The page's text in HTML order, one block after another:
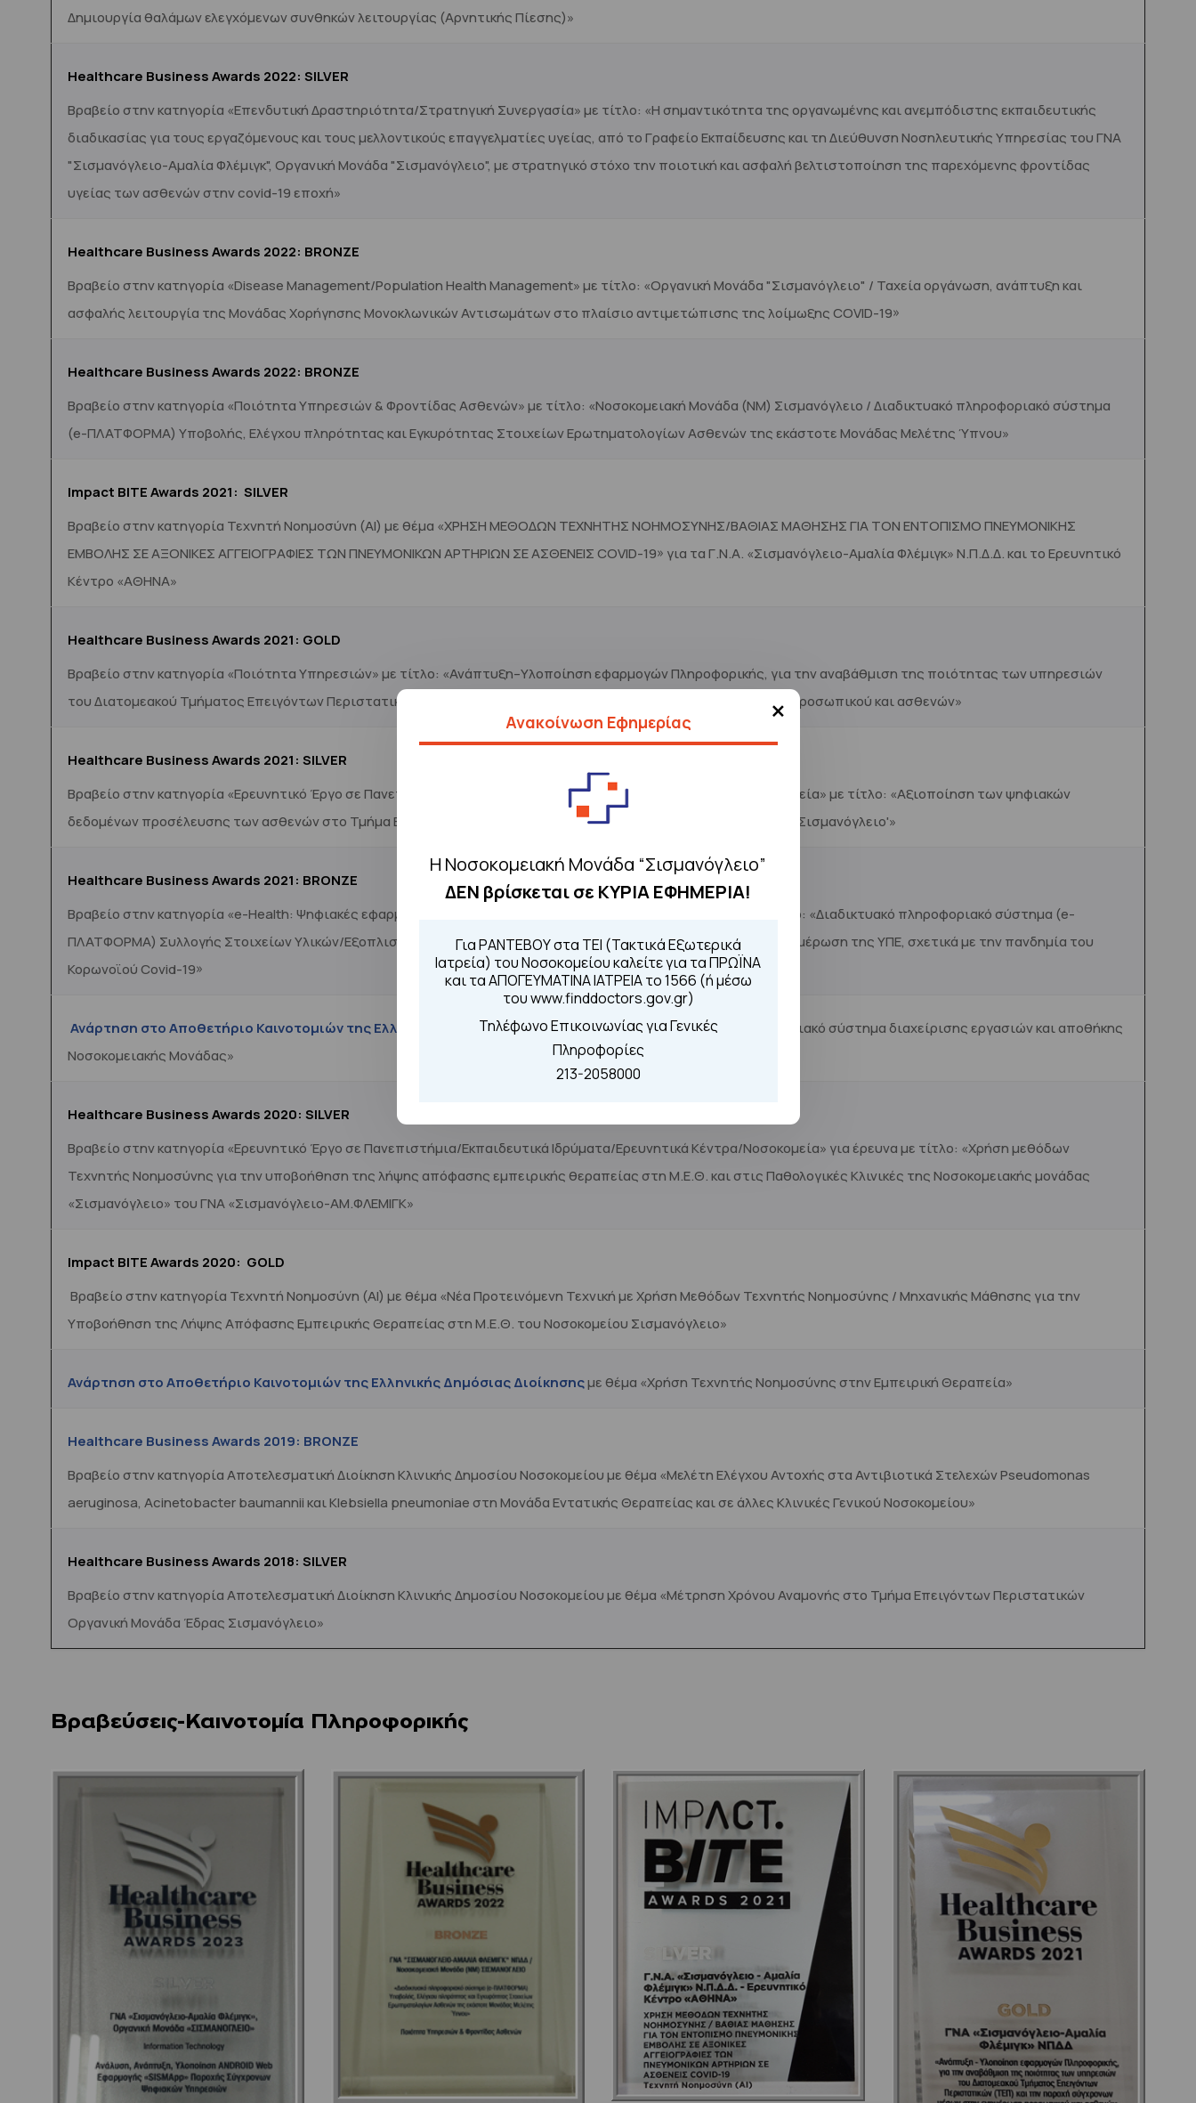
×
Ανακοίνωση Εφημερίας
Η Νοσοκομειακή Μονάδα “Σισμανόγλειο”
ΔΕΝ βρίσκεται σε ΚΥΡΙΑ ΕΦΗΜΕΡΙΑ!
Για ΡΑΝΤΕΒΟΥ στα ΤΕΙ (Τακτικά Εξωτερικά
Ιατρεία) του Νοσοκομείου καλείτε για τα ΠΡΩΪΝΑ
και τα ΑΠΟΓΕΥΜΑΤΙΝΑ ΙΑΤΡΕΙΑ το 1566 (ή μέσω
του www.finddoctors.gov.gr)
Τηλέφωνο Επικοινωνίας για Γενικές
Πληροφορίες
213-2058000
Δημιουργία θαλάμων ελεγχόμενων συνθηκών λειτουργίας (Αρνητικής Πίεσης)»
Healthcare Business Awards 2022: SILVER
Βραβείο στην κατηγορία «Επενδυτική Δραστηριότητα/Στρατηγική Συνεργασία» με τίτλο: «Η σημαντικότητα της οργανωμένης και ανεμπόδιστης εκπαιδευτικής
διαδικασίας για τους εργαζόμενους και τους μελλοντικούς επαγγελματίες υγείας, από το Γραφείο Εκπαίδευσης και τη Διεύθυνση Νοσηλευτικής Υπηρεσίας του ΓΝΑ
"Σισμανόγλειο-Αμαλία Φλέμιγκ", Οργανική Μονάδα "Σισμανόγλειο", με στρατηγικό στόχο την ποιοτική και ασφαλή βελτιστοποίηση της παρεχόμενης φροντίδας
υγείας των ασθενών στην covid-19 εποχή»
Healthcare Business Awards 2022: BRONZE
Βραβείο στην κατηγορία «Disease Management/Population Health Management» με τίτλο: «Οργανική Μονάδα "Σισμανόγλειο" / Ταχεία οργάνωση, ανάπτυξη και
ασφαλής λειτουργία της Μονάδας Χορήγησης Μονοκλωνικών Αντισωμάτων στο πλαίσιο αντιμετώπισης της λοίμωξης COVID-19»
Healthcare Business Awards 2022: BRONZE
Βραβείο στην κατηγορία «Ποιότητα Υπηρεσιών & Φροντίδας Ασθενών» με τίτλο: «Νοσοκομειακή Μονάδα (ΝΜ) Σισμανόγλειο / Διαδικτυακό πληροφοριακό σύστημα
(e-ΠΛΑΤΦΟΡΜΑ) Υποβολής, Ελέγχου πληρότητας και Εγκυρότητας Στοιχείων Ερωτηματολογίων Ασθενών της εκάστοτε Μονάδας Μελέτης Ύπνου»
Impact BITE Awards 2021: SILVER
Βραβείο στην κατηγορία Τεχνητή Νοημοσύνη (ΑΙ) με θέμα «ΧΡΗΣΗ ΜΕΘΟΔΩΝ ΤΕΧΝΗΤΗΣ ΝΟΗΜΟΣΥΝΗΣ/ΒΑΘΙΑΣ ΜΑΘΗΣΗΣ ΓΙΑ ΤΟΝ ΕΝΤΟΠΙΣΜΟ ΠΝΕΥΜΟΝΙΚΗΣ
ΕΜΒΟΛΗΣ ΣΕ ΑΞΟΝΙΚΕΣ ΑΓΓΕΙΟΓΡΑΦΙΕΣ ΤΩΝ ΠΝΕΥΜΟΝΙΚΩΝ ΑΡΤΗΡΙΩΝ ΣΕ ΑΣΘΕΝΕΙΣ COVID-19» για τα Γ.Ν.Α. «Σισμανόγλειο-Αμαλία Φλέμιγκ» Ν.Π.Δ.Δ. και το Ερευνητικό
Κέντρο «ΑΘΗΝΑ»
Healthcare Business Awards 2021: GOLD
Βραβείο στην κατηγορία «Ποιότητα Υπηρεσιών» με τίτλο: «Ανάπτυξη–Υλοποίηση εφαρμογών Πληροφορικής, για την αναβάθμιση της ποιότητας των υπηρεσιών
του Διατομεακού Τμήματος Επειγόντων Περιστατικών (ΤΕΠ) και την παροχή σύγχρονων μέσων στην ενημέρωση προσωπικού και ασθενών»
Healthcare Business Awards 2021: SILVER
Βραβείο στην κατηγορία «Ερευνητικό Έργο σε Πανεπιστήμια/Εκπαιδευτικά Ιδρύματα/Ερευνητικά Κέντρα/Νοσοκομεία» με τίτλο: «Αξιοποίηση των ψηφιακών
δεδομένων προσέλευσης των ασθενών στο Τμήμα Επειγόντων Περιστατικών (ΤΕΠ) της Νοσοκομειακής Μονάδας 'Σισμανόγλειο'»
Healthcare Business Awards 2021: BRONZE
Βραβείο στην κατηγορία «e-Health: Ψηφιακές εφαρμογές για τη διαχείριση/υποστήριξη μονάδων υγείας» με τίτλο: «Διαδικτυακό πληροφοριακό σύστημα (e-
ΠΛΑΤΦΟΡΜΑ) Συλλογής Στοιχείων Υλικών/Εξοπλισμού Νοσοκομειακής Μονάδας, για τον προγραμματισμό και ενημέρωση της ΥΠΕ, σχετικά με την πανδημία του
Κορωνοϊού Covid-19»
Ανάρτηση στο Αποθετήριο Καινοτομιών της Ελληνικής Δημόσιας Διοίκησηςμε θέμα «Διαδικτυακό πληροφοριακό σύστημα διαχείρισης εργασιών και αποθήκης
Νοσοκομειακής Μονάδας»
Healthcare Business Awards 2020: SILVER
Βραβείο στην κατηγορία «Ερευνητικό Έργο σε Πανεπιστήμια/Εκπαιδευτικά Ιδρύματα/Ερευνητικά Κέντρα/Νοσοκομεία» για έρευνα με τίτλο: «Χρήση μεθόδων
Τεχνητής Νοημοσύνης για την υποβοήθηση της λήψης απόφασης εμπειρικής θεραπείας στη Μ.Ε.Θ. και στις Παθολογικές Κλινικές της Νοσοκομειακής μονάδας
«Σισμανόγλειο» του ΓΝΑ «Σισμανόγλειο-ΑΜ.ΦΛΕΜΙΓΚ»
Impact BITE Awards 2020: GOLD
Βραβείο στην κατηγορία Τεχνητή Νοημοσύνη (ΑΙ) με θέμα «Νέα Προτεινόμενη Τεχνική με Χρήση Μεθόδων Τεχνητής Νοημοσύνης / Μηχανικής Μάθησης για την
Υποβοήθηση της Λήψης Απόφασης Εμπειρικής Θεραπείας στη Μ.Ε.Θ. του Νοσοκομείου Σισμανόγλειο»
Ανάρτηση στο Αποθετήριο Καινοτομιών της Ελληνικής Δημόσιας Διοίκησηςμε θέμα «Χρήση Τεχνητής Νοημοσύνης στην Εμπειρική Θεραπεία»
Healthcare Business Awards 2019: BRONZE
Βραβείο στην κατηγορία Αποτελεσματική Διοίκηση Κλινικής Δημοσίου Νοσοκομείου με θέμα «Μελέτη Ελέγχου Αντοχής στα Αντιβιοτικά Στελεχών Pseudomonas
aeruginosa, Acinetobacter baumannii και Klebsiella pneumoniae στη Μονάδα Εντατικής Θεραπείας και σε άλλες Κλινικές Γενικού Νοσοκομείου»
Healthcare Business Awards 2018: SILVER
Βραβείο στην κατηγορία Αποτελεσματική Διοίκηση Κλινικής Δημοσίου Νοσοκομείου με θέμα «Μέτρηση Χρόνου Αναμονής στο Τμήμα Επειγόντων Περιστατικών
Οργανική Μονάδα Έδρας Σισμανόγλειο»
Βραβεύσεις-Καινοτομία Πληροφορικής